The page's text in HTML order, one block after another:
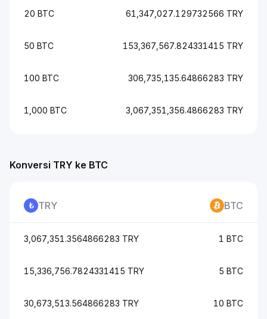
20 BTC 61,347,027.129732566 TRY
50 BTC 153,367,567.824331415 TRY
100 BTC 306,735,135.64866283 TRY
1,000 BTC 3,067,351,356.4866283 TRY
Konversi TRY ke BTC
TRY BTC
3,067,351.3564866283 TRY 1 BTC
15,336,756.7824331415 TRY 5 BTC
30,673,513.564866283 TRY 10 BTC